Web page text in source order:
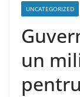
UNCATEGORIZED
un